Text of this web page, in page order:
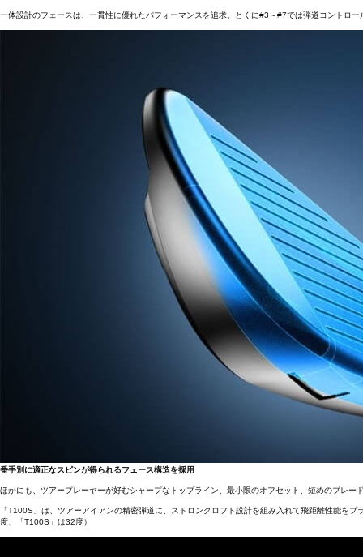
一体設計のフェースは、一貫性に優れたパフォーマンスを追求。とくに#3～#7では弾道コントロ
番手別に適正なスピンが得られるフェース構造を採用
ほかにも、ツアープレーヤーが好むシャープなトップライン、最小限のオフセット、短めのブレ
「T100S」は、ツアーアイアンの精密弾道に、ストロングロフト設計を組み入れて飛距離性能を
度、「T100S」は32度）